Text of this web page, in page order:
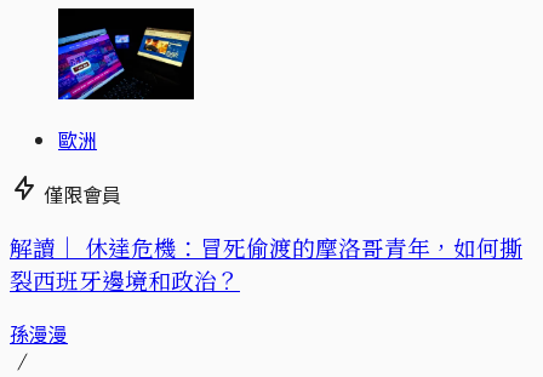
歐洲
僅限會員
解讀｜ 休達危機：冒死偷渡的摩洛哥青年，如何撕
裂西班牙邊境和政治？
孫漫漫